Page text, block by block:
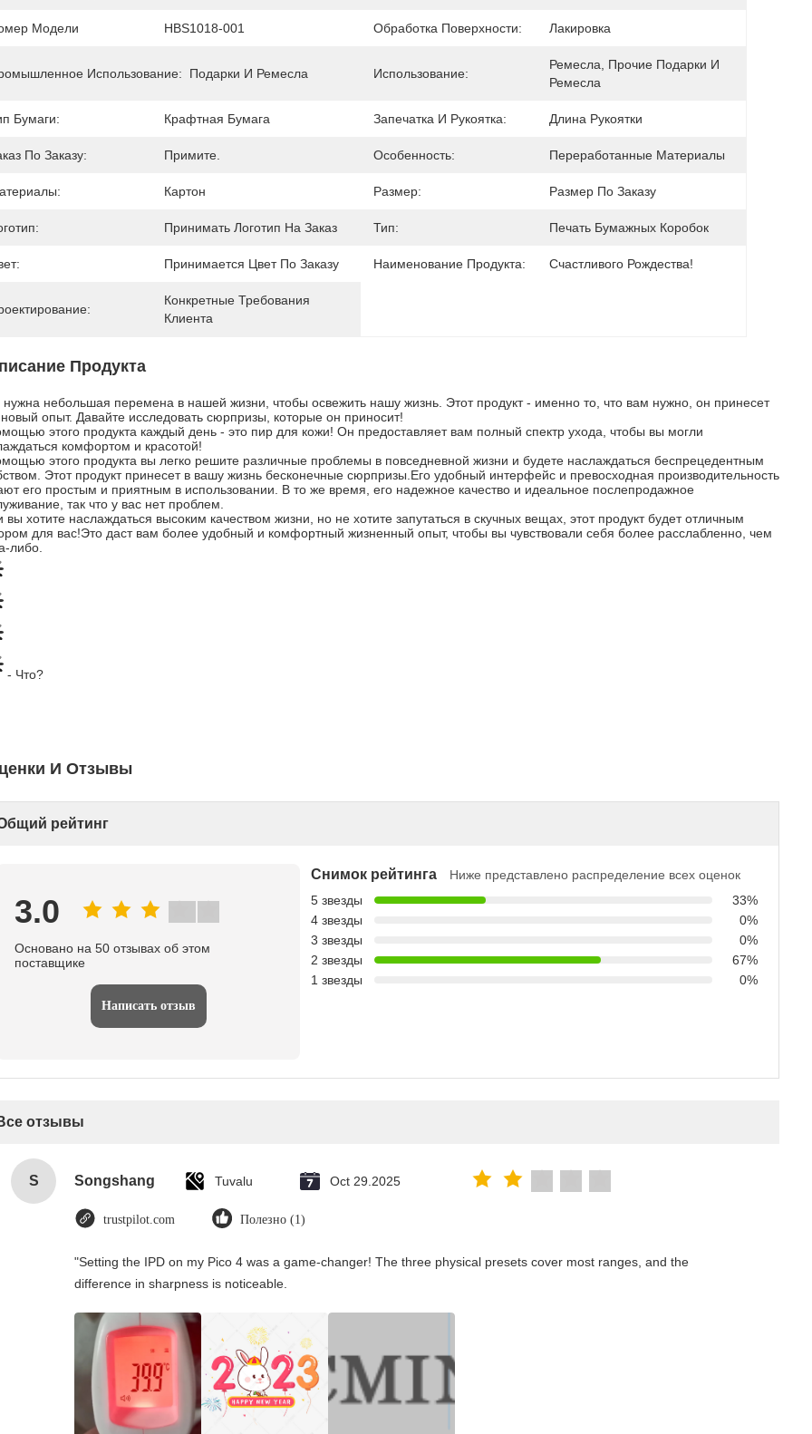
Модели HBS1018-001 Обработка Поверхности: Лакировка
Использование: Подарки И Ремесла Использование:
Ремесла, Прочие Подарки И
Ремесла
Бумаги: Крафтная Бумага Запечатка И Рукоятка: Длина Рукоятки
По Заказу: Примите. Особенность: Переработанные Материалы
Картон Размер: Размер По Заказу
Принимать Логотип На Заказ Тип: Печать Бумажных Коробок
Принимается Цвет По Заказу Наименование Продукта: Счастливого Рождества!
Конкретные Требования
Клиента
Продукта
небольшая перемена в нашей жизни, чтобы освежить нашу жизнь. Этот продукт - именно то, что вам нужно, он принесет
опыт. Давайте исследовать сюрпризы, которые он приносит!
этого продукта каждый день - это пир для кожи! Он предоставляет вам полный спектр ухода, чтобы вы могли
комфортом и красотой!
этого продукта вы легко решите различные проблемы в повседневной жизни и будете наслаждаться беспрецедентным
Этот продукт принесет в вашу жизнь бесконечные сюрпризы.Его удобный интерфейс и превосходная производительность
его простым и приятным в использовании. В то же время, его надежное качество и идеальное послепродажное
так что у вас нет проблем.
вы хотите наслаждаться высоким качеством жизни, но не хотите запутаться в скучных вещах, этот продукт будет отличным
для вас!Это даст вам более удобный и комфортный жизненный опыт, чтобы вы чувствовали себя более расслабленно, чем
либо.
- Что?
И Отзывы
рейтинг
3.0
Основано на 50 отзывах об этом
поставщике
Написать отзыв
Снимок рейтинга
Ниже представлено распределение всех оценок
5 звезды
33%
4 звезды
0%
3 звезды
0%
2 звезды
67%
1 звезды
0%
отзывы
S Songshang Tuvalu Oct 29.2025
trustpilot.com Полезно (1)
"Setting the IPD on my Pico 4 was a game-changer! The three physical presets cover most ranges, and the
difference in sharpness is noticeable.